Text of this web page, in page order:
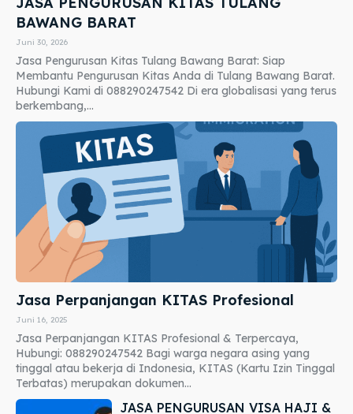
BAWANG BARAT
Juni 30, 2026
Jasa Pengurusan Kitas Tulang Bawang Barat: Siap
Membantu Pengurusan Kitas Anda di Tulang Bawang Barat.
Hubungi Kami di 088290247542 Di era globalisasi yang terus
berkembang,...
Jasa Perpanjangan KITAS Profesional
Juni 16, 2025
Jasa Perpanjangan KITAS Profesional & Terpercaya,
Hubungi: 088290247542 Bagi warga negara asing yang
tinggal atau bekerja di Indonesia, KITAS (Kartu Izin Tinggal
Terbatas) merupakan dokumen...
JASA PENGURUSAN VISA HAJI &